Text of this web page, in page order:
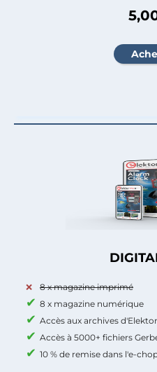
8 x magazine imprimé
8 x magazine numérique
Accès aux archives
Accès à 5000+ fichiers
10 % de remise dans l'e-